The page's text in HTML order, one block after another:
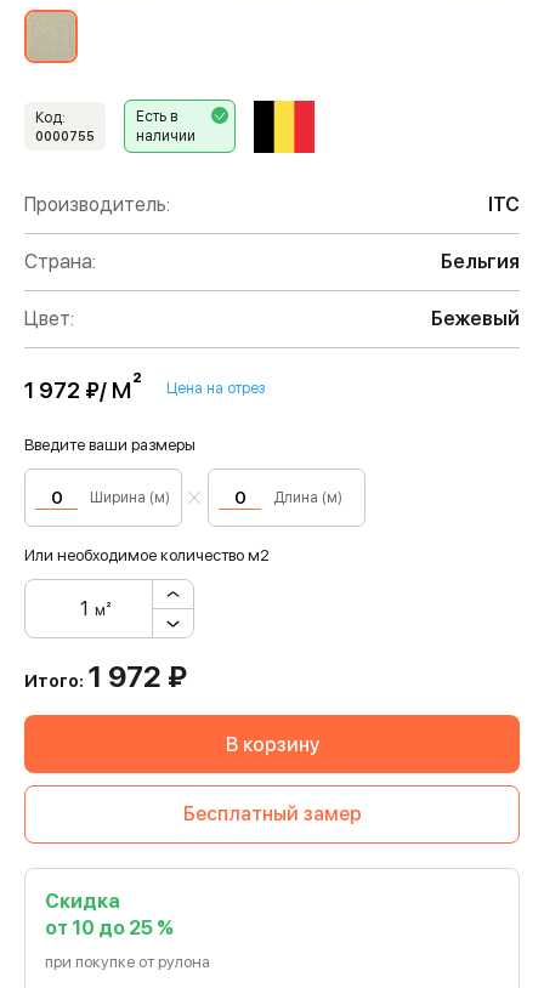
Код:
0000755
Есть в
наличии
Производитель: ITC
Страна: Бельгия
Цвет: Бежевый
1 972 ₽/ м² Цена на отрез
Введите ваши размеры
Ширина (м) Длина (м)
Или необходимое количество м2
м²
Итого: 1 972 ₽
В корзину
Бесплатный замер
Скидка
от 10 до 25 %
при покупке от рулона